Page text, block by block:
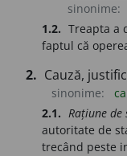
sinonime:
1.2. Treapta a
faptul că
2. Cauză,
sinonime:
2.1. Rațiune de
autoritate de
trecând peste